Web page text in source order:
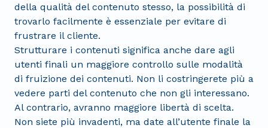
della qualità del contenuto stesso, la possibilità di
trovarlo facilmente è essenziale per evitare di
frustrare il cliente.
Strutturare i contenuti significa anche dare agli
utenti finali un maggiore controllo sulle modalità
di fruizione dei contenuti. Non li costringerete più a
vedere parti del contenuto che non gli interessano.
Al contrario, avranno maggiore libertà di scelta.
Non siete più invadenti, ma date all’utente finale la